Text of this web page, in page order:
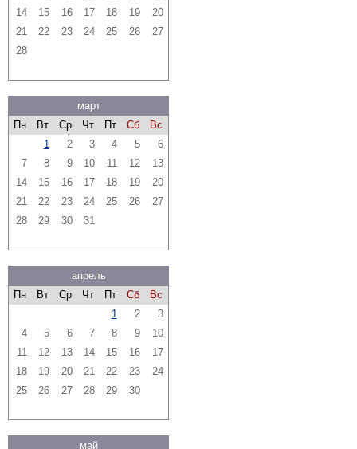
14
15 16 17 18 19
20
21
22 23 24 25 26
27
28
март
Пн
Вт Ср Чт Пт Сб
Вс
1
2 3 4 5
6
7
8 9 10 11 12
13
14
15 16 17 18 19
20
21
22 23 24 25 26
27
28
29 30 31
апрель
Пн
Вт Ср Чт Пт Сб
Вс
1
2
3
4
5 6 7 8 9
10
11
12 13 14 15 16
17
18
19 20 21 22 23
24
25
26 27 28 29 30
май